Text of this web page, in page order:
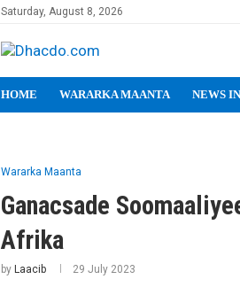
Saturday, August 8, 2026
HOME WARARKA MAANTA NEWS
Wararka Maanta
Ganacsade
Afrika
by Laacib 29 July 2023